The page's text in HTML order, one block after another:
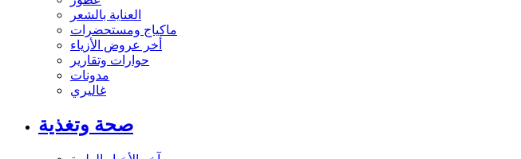
العناية بالشعر
ماكياج ومستحضرات
أخر عروض الأزياء
حوارات وتقارير
مدونات
غاليري
صحة وتغذية